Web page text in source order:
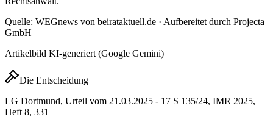
Quelle: WEGnews von beirataktuell.de · Aufbereitet durch Projecta
GmbH
Artikelbild KI-generiert (Google Gemini)
Die Entscheidung
LG Dortmund, Urteil vom 21.03.2025 - 17 S 135/24, IMR 2025,
Heft 8, 331